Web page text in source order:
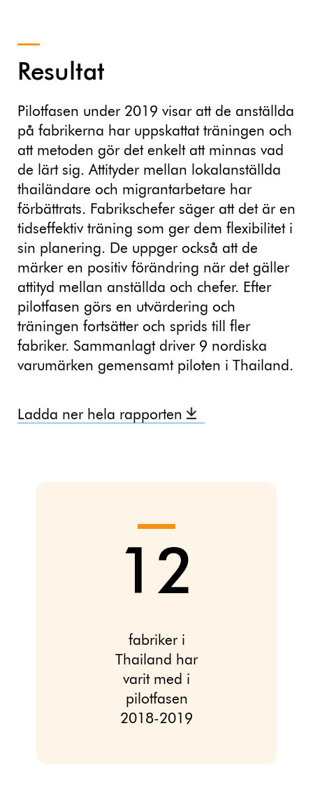
Resultat
Pilotfasen under 2019 visar att de anställda
på fabrikerna har uppskattat träningen och
att metoden gör det enkelt att minnas vad
de lärt sig. Attityder mellan lokalanställda
thailändare och migrantarbetare har
förbättrats. Fabrikschefer säger att det är en
tidseffektiv träning som ger dem flexibilitet i
sin planering. De uppger också att de
märker en positiv förändring när det gäller
attityd mellan anställda och chefer. Efter
pilotfasen görs en utvärdering och
träningen fortsätter och sprids till fler
fabriker. Sammanlagt driver 9 nordiska
varumärken gemensamt piloten i Thailand.
Ladda ner hela rapporten
12
fabriker i
Thailand har
varit med i
pilotfasen
2018-2019